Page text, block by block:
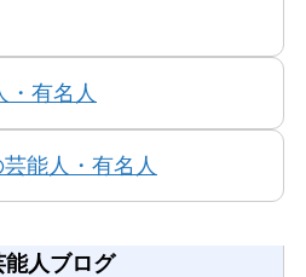
・有名人
能人・有名人
人ブログ